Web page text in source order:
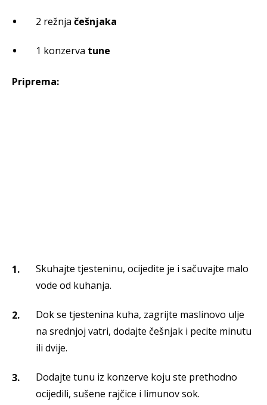
2 režnja češnjaka
1 konzerva tune
Priprema:
Skuhajte tjesteninu, ocijedite je i sačuvajte malo
vode od kuhanja.
Dok se tjestenina kuha, zagrijte maslinovo ulje
na srednjoj vatri, dodajte češnjak i pecite minutu
ili dvije.
Dodajte tunu iz konzerve koju ste prethodno
ocijedili, sušene rajčice i limunov sok.